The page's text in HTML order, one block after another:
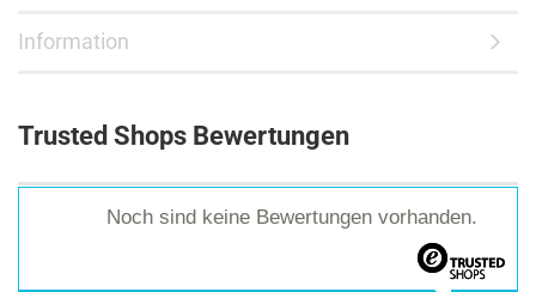
Information
Trusted Shops Bewertungen
Noch sind keine Bewertungen vorhanden.